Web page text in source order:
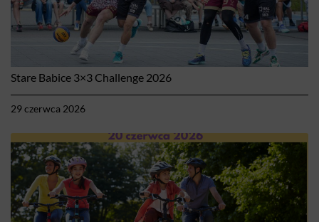
Stare Babice 3×3 Challenge 2026
29 czerwca 2026